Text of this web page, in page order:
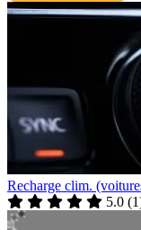
Recharge clim.
5.0 (1